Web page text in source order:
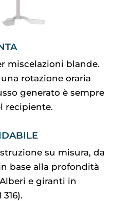
miscelazioni blande.
rotazione oraria
generato è sempre
recipiente.
su misura, da
base alla profondità
e giranti in